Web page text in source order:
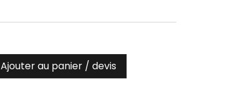
Ajouter au panier / devis